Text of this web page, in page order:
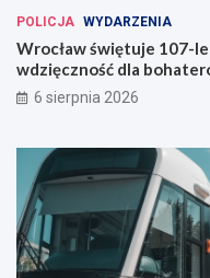
w
i
u
POLICJA WYDARZENIA
Wrocław świętuje 107-
wdzięczność dla
6 sierpnia 2026